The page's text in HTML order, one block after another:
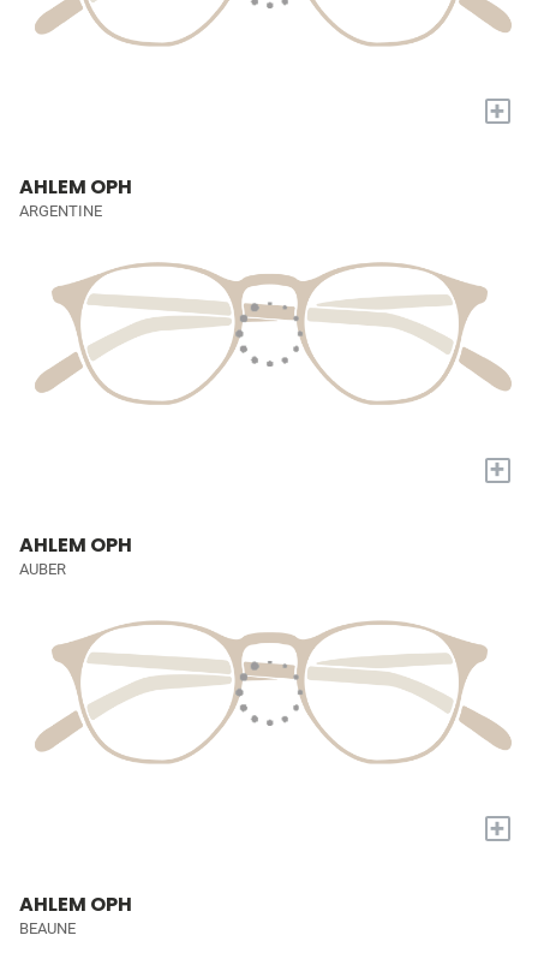
+
AHLEM OPH
ARGENTINE
+
AHLEM OPH
AUBER
+
AHLEM OPH
BEAUNE